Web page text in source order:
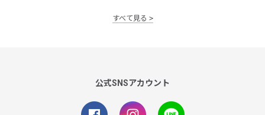
すべて見る
公式SNSアカウント